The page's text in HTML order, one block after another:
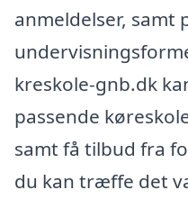
anmeldelser, samt
kreskole-gnb.dk
passende
samt få tilbud fra
du kan træffe det